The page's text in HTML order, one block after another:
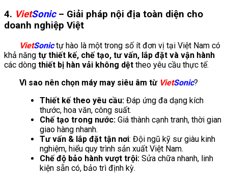
4. VietSonic– Giải pháp nội địa toàn diện cho
doanh nghiệp Việt
VietSonictự hào là một trong số ít đơn vị tại Việt Nam có
khả năng tự thiết kế, chế tạo, tư vấn, lắp đặt và vận hành
các dòng thiết bị hàn vải không dệt theo yêu cầu thực tế.
Vì sao nên chọn máy may siêu âm từ VietSonic?
Thiết kế theo yêu cầu: Đáp ứng đa dạng kích
thước, hoa văn, công suất.
Chế tạo trong nước: Giá thành cạnh tranh, thời gian
giao hàng nhanh.
Tư vấn & lắp đặt tận nơi: Đội ngũ kỹ sư giàu kinh
nghiệm, hiểu quy trình sản xuất Việt Nam.
Chế độ bảo hành vượt trội: Sửa chữa nhanh, linh
kiện sẵn có, bảo trì định kỳ.